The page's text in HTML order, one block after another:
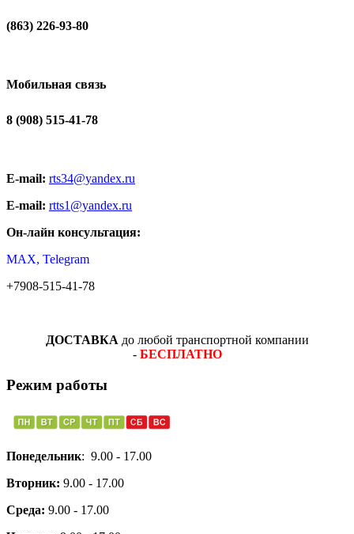
(863) 226-93-80
Мобильная связь
8 (908) 515-41-78
E-mail: rts34@yandex.ru
E-mail: rtts1@yandex.ru
Он-лайн консультация:
MAX, Telegram
+7908-515-41-78
ДОСТАВКА до любой транспортной компании
- БЕСПЛАТНО
Режим работы
Понедельник: 9.00 - 17.00
Вторник: 9.00 - 17.00
Среда: 9.00 - 17.00